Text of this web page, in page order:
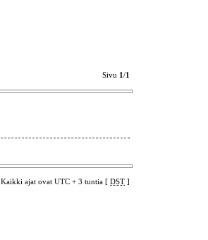
Sivu 1 /1
Kaikki ajat ovat UTC + 3 tuntia [ DST ]